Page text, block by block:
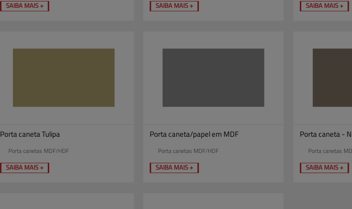
SAIBA MAIS + SAIBA MAIS + SAIBA MAIS +
Porta caneta Tulipa
Porta canetas MDF/HDF
SAIBA MAIS +
Porta caneta/papel em MDF
Porta canetas MDF/HDF
SAIBA MAIS +
Porta caneta -
Porta canetas
SAIBA MAIS +